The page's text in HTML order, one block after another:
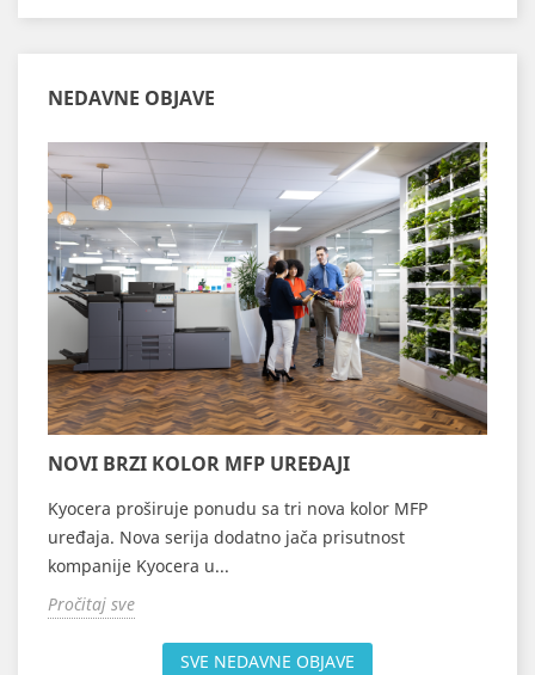
NEDAVNE OBJAVE
NOVI BRZI KOLOR MFP UREĐAJI
Kyocera proširuje ponudu sa tri nova kolor MFP
uređaja. Nova serija dodatno jača prisutnost
kompanije Kyocera u...
Pročitaj sve
SVE NEDAVNE OBJAVE